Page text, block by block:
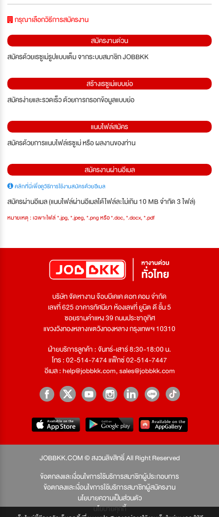
กรุณาเลือกวิธีการสมัครงาน
สมัครงานด่วน
สมัครด้วยเรซูเม่รูปแบบเต็ม จากระบบสมาชิก JOBBKK
สร้างเรซูเม่แบบย่อ
สมัครง่ายและรวดเร็ว ด้วยการกรอกข้อมูลแบบย่อ
แนบไฟล์สมัคร
สมัครด้วยการแนบไฟล์เรซูเม่ หรือ ผลงานของท่าน
สมัครงานผ่านอีเมล
คลิกที่นี่เพื่อดูวิธีการใช้งานสมัครด้วยอีเมล
สมัครผ่านอีเมล (แนบไฟล์ผ่านอีเมลได้ไฟล์ละไม่เกิน 10 MB จำกัด 3 ไฟล์)
หมายเหตุ : เฉพาะไฟล์ *.jpg, *.jpeg, *.png หรือ *.doc, *.docx, *.pdf
บริษัท จัดหางาน จ๊อบบีเคเค ดอท คอม จำกัด
เลขที่ 625 อาคารทัศนียา ห้องเลขที่ ยูนิต ดี ชั้น 5
ซอยรามคำแหง 39 ถนนประชาอุทิศ
แขวงวังทองหลางเขตวังทองหลาง กรุงเทพฯ 10310
ฝ่ายบริการลูกค้า : จันทร์-เสาร์ 8:30-18:00 น.
โทร : 02-514-7474 แฟ็กซ์ 02-514-7447
อีเมล :help@jobbkk.com,sales@jobbkk.com
JOBBKK.COM © สงวนลิขสิทธิ์ All Right Reserved
ข้อตกลงและเงื่อนไขการใช้บริการสมาชิกผู้ประกอบการ
ข้อตกลงและเงื่อนไขการใช้บริการสมาชิกผู้สมัครงาน
นโยบายความเป็นส่วนตัว
นโยบายคุกกี้